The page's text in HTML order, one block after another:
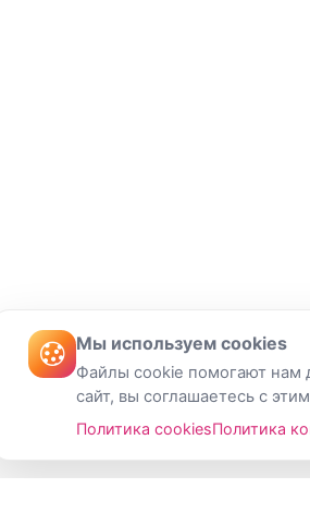
Мы используем cookies
Файлы cookie помогают нам
сайт, вы соглашаетесь с
Политика cookiesПолитика